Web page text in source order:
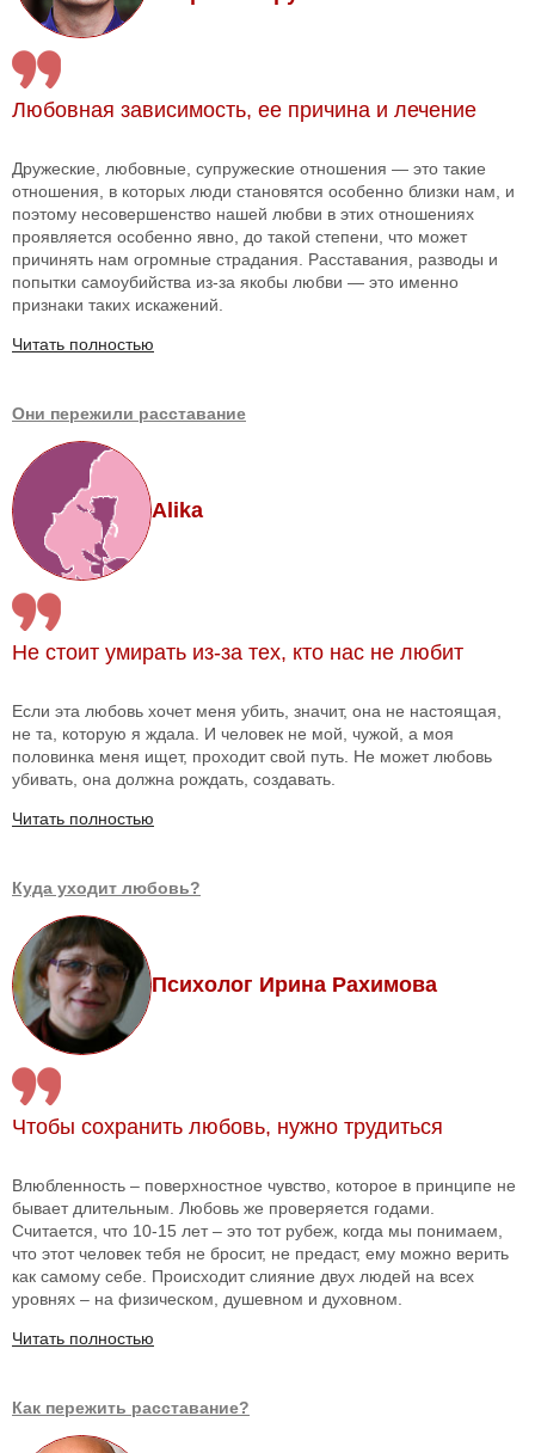
Любовная зависимость, ее причина и лечение
Дружеские, любовные, супружеские отношения — это такие
отношения, в которых люди становятся особенно близки нам, и
поэтому несовершенство нашей любви в этих отношениях
проявляется особенно явно, до такой степени, что может
причинять нам огромные страдания. Расставания, разводы и
попытки самоубийства из-за якобы любви — это именно
признаки таких искажений.
Читать полностью
Они пережили расставание
Alika
Не стоит умирать из-за тех, кто нас не любит
Если эта любовь хочет меня убить, значит, она не настоящая,
не та, которую я ждала. И человек не мой, чужой, а моя
половинка меня ищет, проходит свой путь. Не может любовь
убивать, она должна рождать, создавать.
Читать полностью
Куда уходит любовь?
Психолог Ирина Рахимова
Чтобы сохранить любовь, нужно трудиться
Влюбленность – поверхностное чувство, которое в принципе не
бывает длительным. Любовь же проверяется годами.
Считается, что 10-15 лет – это тот рубеж, когда мы понимаем,
что этот человек тебя не бросит, не предаст, ему можно верить
как самому себе. Происходит слияние двух людей на всех
уровнях – на физическом, душевном и духовном.
Читать полностью
Как пережить расставание?